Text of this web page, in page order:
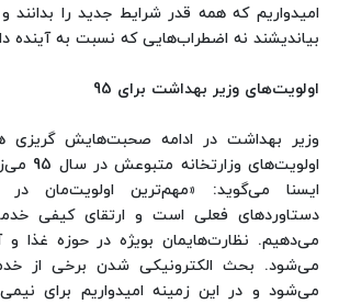
امیدواریم که همه قدر شرایط جدید را بدانند
بیاندیشند نه اضطراب‌هایی که نسبت به آینده
اولویت‌های وزیر بهداشت برای 95
وزیر بهداشت در ادامه صحبت‌هایش گریزی
ایسنا می‌گوید: «مهم‌ترین اولویت‌مان
دستاوردهای فعلی است و ارتقای کیفی
می‌دهیم. نظارت‌هایمان بویژه در حوزه غذا و
می‌شود. بحث الکترونیکی شدن برخی از
می‌شود و در این زمینه امیدواریم برای نیمی